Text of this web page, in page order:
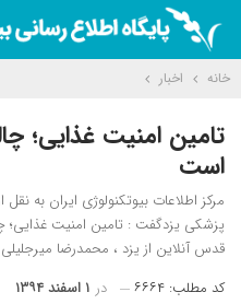
خانه اخبار
تامین امنیت غذایی؛
است
مرکز اطلاعات بیوتکنولوژی ایران به
پزشکی یزدگفت : تامین امنیت
قدس آنلاین از یزد ، محمدرضا
کد مطلب: ۶۶۶۴ در ۱ اسفند ۱۳۹۴